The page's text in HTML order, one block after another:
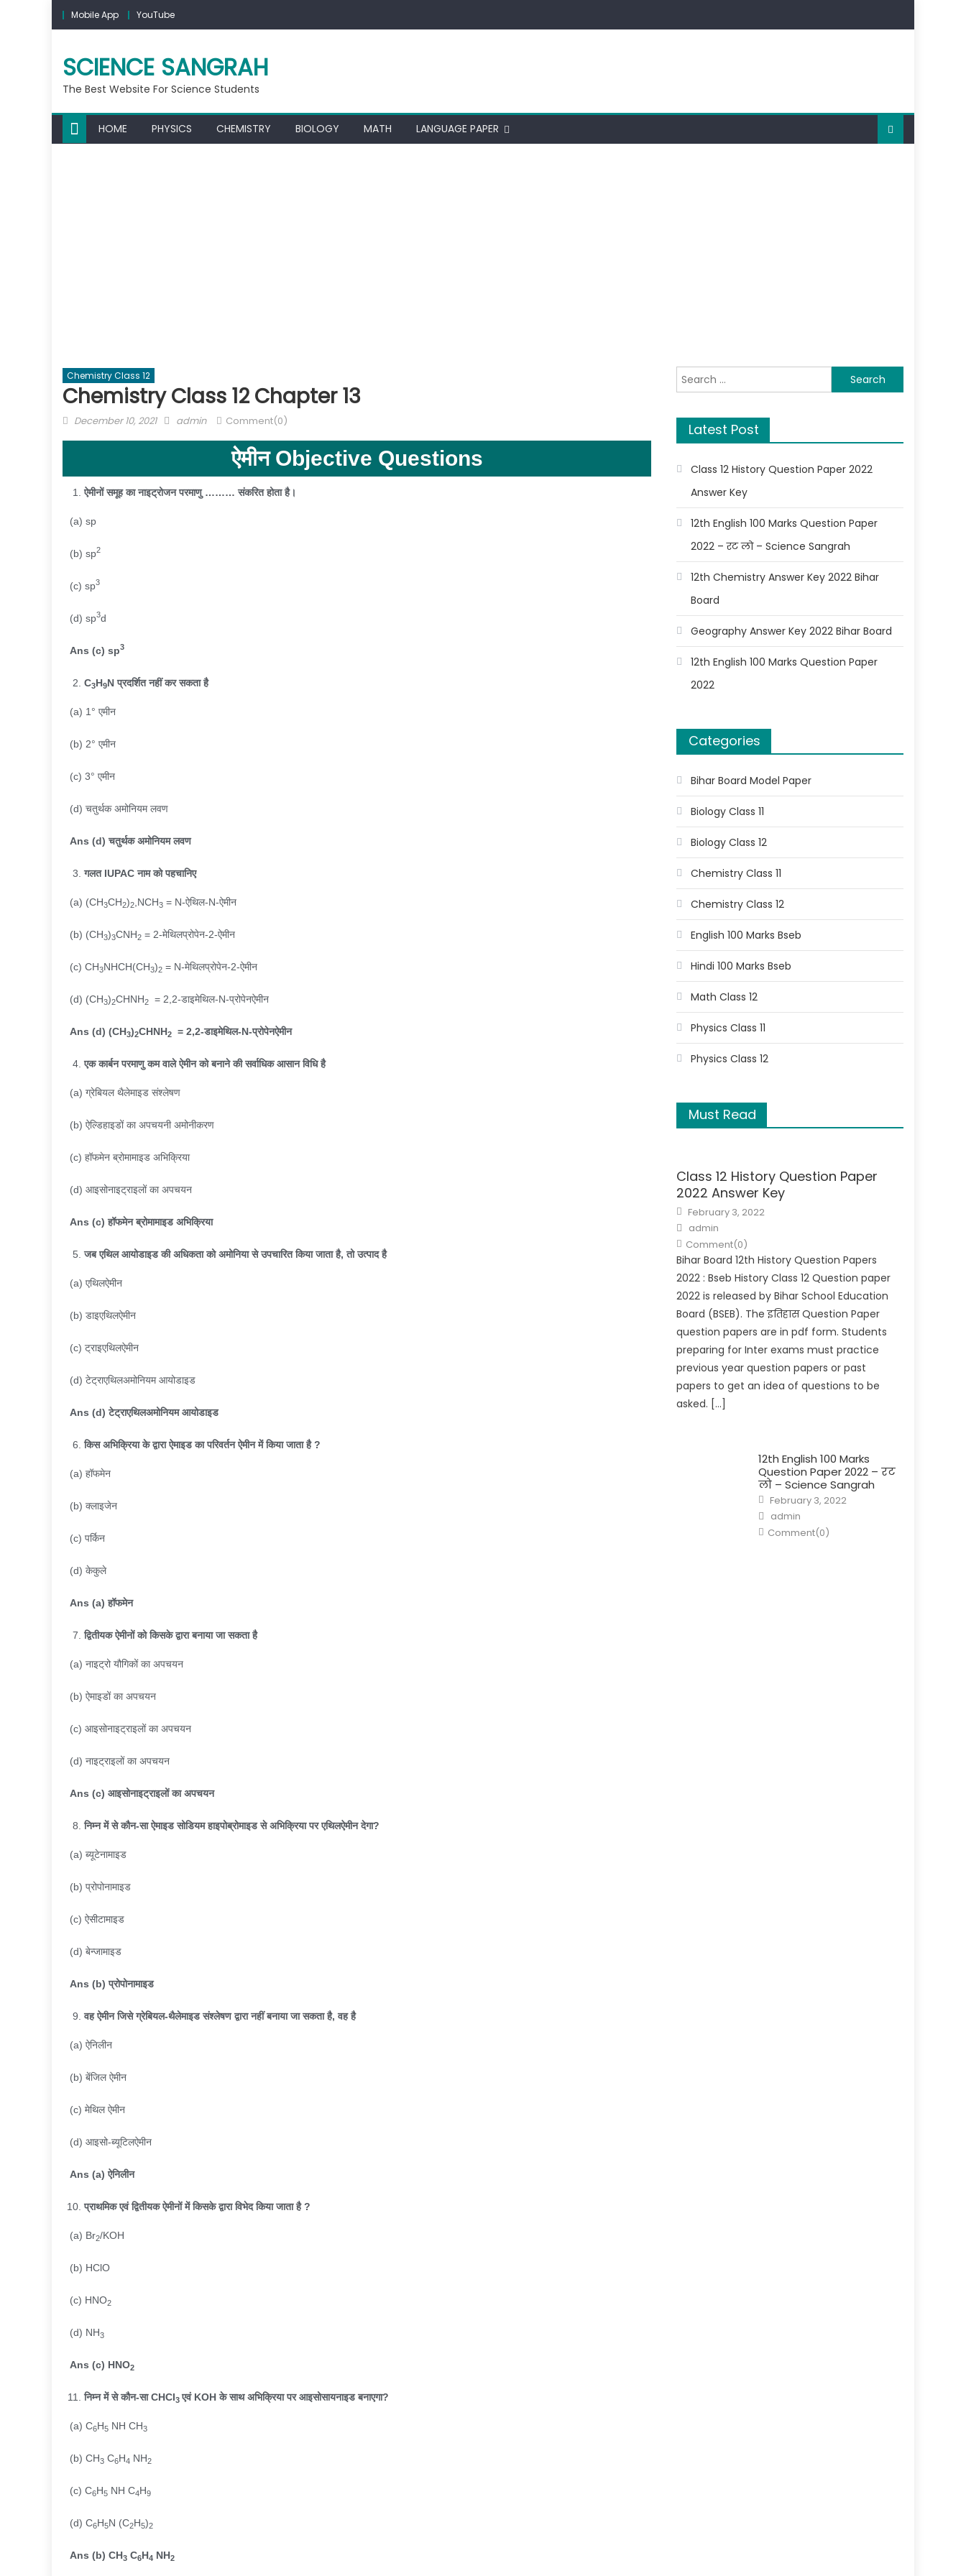
Mobile App YouTube
SCIENCE SANGRAH
The Best Website For Science Students
HOME PHYSICS CHEMISTRY BIOLOGY MATH LANGUAGE PAPER
Chemistry Class 12
Chemistry Class 12 Chapter 13
December 10, 2021 admin Comment(0)
ऐमीन Objective Questions
ऐमीनों समूह का नाइट्रोजन परमाणु ……… संकरित होता है।
(a) sp
(b) sp2
(c) sp3
(d) sp3d
Ans (c) sp3
C3H9Nप्रदर्शित नहीं कर सकता है
(a) 1° एमीन
(b) 2° एमीन
(c) 3° एमीन
(d) चतुर्थक अमोनियम लवण
Ans (d)चतुर्थक अमोनियम लवण
गलत IUPACनाम को पहचानिए
(a) (CH3CH2)2 ,NCH3 = N-ऐथिल-N-ऐमीन
(b) (CH3)3CNH2 = 2-मेथिलप्रोपेन-2-ऐमीन
(c) CH3NHCH(CH3)2 = N-मेथिलप्रोपेन-2-ऐमीन
(d) (CH3)2CHNH2 = 2,2-डाइमेथिल-N-प्रोपेनऐमीन
Ans (d) (CH3)2CHNH2 = 2,2-डाइमेथिल-N-प्रोपेनऐमीन
एक कार्बन परमाणु कम वाले ऐमीन को बनाने की सर्वाधिक आसान विधि है
(a) ग्रेबियल थैलेमाइड संश्लेषण
(b) ऐल्डिहाइडों का अपचयनी अमोनीकरण
(c) हॉफमेन ब्रोमामाइड अभिक्रिया
(d) आइसोनाइट्राइलों का अपचयन
Ans (c)हॉफमेन ब्रोमामाइड अभिक्रिया
जब एथिल आयोडाइड की अधिकता को अमोनिया से उपचारित किया जाता है,तो उत्पाद है
(a) एथिलऐमीन
(b) डाइएथिलऐमीन
(c) ट्राइएथिलऐमीन
(d) टेट्राएथिलअमोनियम आयोडाइड
Ans (d)टेट्राएथिलअमोनियम आयोडाइड
किस अभिक्रिया के द्वारा ऐमाइड का परिवर्तन ऐमीन में किया जाता है?
(a) हॉफमेन
(b) क्लाइजेन
(c) पर्किन
(d) केकुले
Ans (a)हॉफमेन
द्वितीयक ऐमीनों को किसके द्वारा बनाया जा सकता है
(a) नाइट्रो यौगिकों का अपचयन
(b) ऐमाइडों का अपचयन
(c) आइसोनाइट्राइलों का अपचयन
(d) नाइट्राइलों का अपचयन
Ans (c) आइसोनाइट्राइलों का अपचयन
निम्न में से कौन-सा ऐमाइड सोडियम हाइपोब्रोमाइड से अभिक्रिया पर एथिलऐमीन देगा?
(a) ब्यूटेनामाइड
(b) प्रोपोनामाइड
(c) ऐसीटामाइड
(d) बेन्जामाइड
Ans (b)प्रोपोनामाइड
वह ऐमीन जिसे ग्रेबियल-थैलेमाइड संश्लेषण द्वारा नहीं बनाया जा सकता है,वह है
(a) ऐनिलीन
(b) बेंजिल ऐमीन
(c) मेथिल ऐमीन
(d) आइसो-ब्यूटिलऐमीन
Ans (a)ऐनिलीन
प्राथमिक एवं द्वितीयक ऐमीनों में किसके द्वारा विभेद किया जाता है?
(a) Br2/KOH
(b) HClO
(c) HNO2
(d) NH3
Ans (c) HNO2
निम्न में से कौन-साCHCI3 एवं KOHके साथ अभिक्रिया पर आइसोसायनाइड बनाएगा?
(a) C6H5 NH CH3
(b) CH3 C6H4 NH2
(c) C6H5 NH C4H9
(d) C6H5N (C2H5)2
Ans (b) CH3 C6H4 NH2
Latest Post
Class 12 History Question Paper 2022
Answer Key
12th English 100 Marks Question Paper
2022 – रट लो – Science Sangrah
12th Chemistry Answer Key 2022 Bihar
Board
Geography Answer Key 2022 Bihar Board
12th English 100 Marks Question Paper
2022
Categories
Bihar Board Model Paper
Biology Class 11
Biology Class 12
Chemistry Class 11
Chemistry Class 12
English 100 Marks Bseb
Hindi 100 Marks Bseb
Math Class 12
Physics Class 11
Physics Class 12
Must Read
Class 12 History Question Paper
2022 Answer Key
February 3, 2022
admin
Comment(0)
Bihar Board 12th History Question Papers
2022 : Bseb History Class 12 Question paper
2022 is released by Bihar School Education
Board (BSEB). The इतिहास Question Paper
question papers are in pdf form. Students
preparing for Inter exams must practice
previous year question papers or past
papers to get an idea of questions to be
asked. […]
12th English 100 Marks
Question Paper 2022 – रट
लो – Science Sangrah
February 3, 2022
admin
Comment(0)